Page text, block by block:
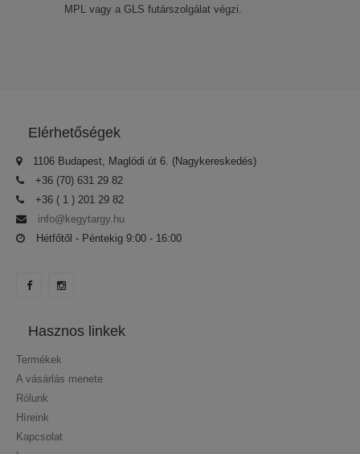
MPL vagy a GLS futárszolgálat végzi.
Elérhetőségek
1106 Budapest, Maglódi út 6. (Nagykereskedés)
+36 (70) 631 29 82
+36 ( 1 ) 201 29 82
info@kegytargy.hu
Hétfőtől - Péntekig 9:00 - 16:00
Hasznos linkek
Termékek
A vásárlás menete
Rólunk
Híreink
Kapcsolat